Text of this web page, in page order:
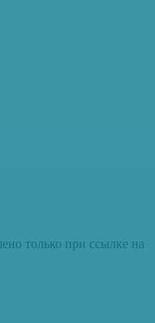
только при ссылке на